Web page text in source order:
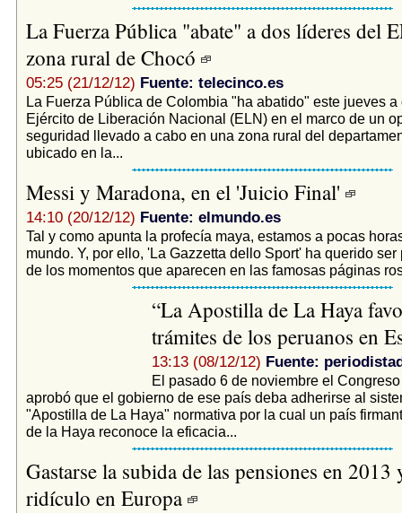
La Fuerza Pública "abate" a dos líderes del
zona rural de Chocó
05:25 (21/12/12) Fuente: telecinco.es
La Fuerza Pública de Colombia "ha abatido" este jueves
Ejército de Liberación Nacional (ELN) en el marco de un
seguridad llevado a cabo en una zona rural del
ubicado en la...
Messi y Maradona, en el 'Juicio Final'
14:10 (20/12/12) Fuente: elmundo.es
Tal y como apunta la profecía maya, estamos a pocas
mundo. Y, por ello, 'La Gazzetta dello Sport' ha querido ser
de los momentos que aparecen en las famosas páginas
“La Apostilla de La Haya
trámites de los peruanos en
13:13 (08/12/12) Fuente:
El pasado 6 de noviembre el
aprobó que el gobierno de ese país deba adherirse al
"Apostilla de La Haya" normativa por la cual un país
de la Haya reconoce la eficacia...
Gastarse la subida de las pensiones en 2013
ridículo en Europa